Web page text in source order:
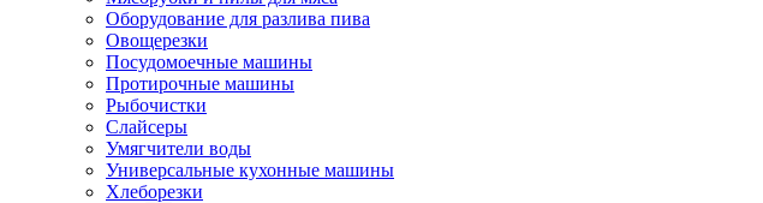
Оборудование для разлива пива
Овощерезки
Посудомоечные машины
Протирочные машины
Рыбочистки
Слайсеры
Умягчители воды
Универсальные кухонные машины
Хлеборезки